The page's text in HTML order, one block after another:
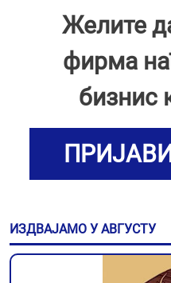
Желите
фирма
бизнис
ИЗДВАЈАМО У АВГУСТУ